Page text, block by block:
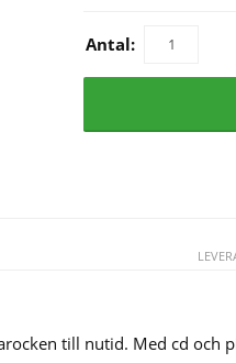
Antal:
till nutid. Med cd och